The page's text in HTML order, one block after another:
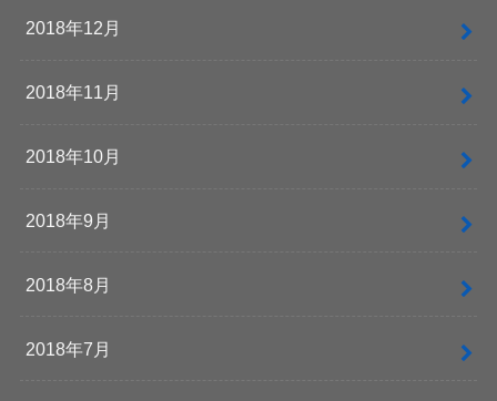
2018年12月
2018年11月
2018年10月
2018年9月
2018年8月
2018年7月